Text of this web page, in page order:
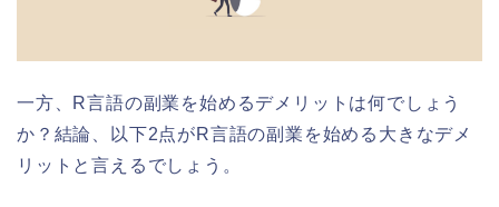
一方、R言語の副業を始めるデメリットは何でしょう
か？結論、以下2点がR言語の副業を始める大きなデメ
リットと言えるでしょう。